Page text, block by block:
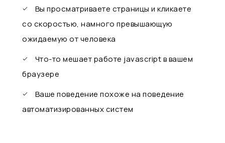
Вы просматриваете страницы и кликаете
со скоростью, намного превышающую
ожидаемую от человека
Что-то мешает работе javascript в вашем
браузере
Ваше поведение похоже на поведение
автоматизированных систем